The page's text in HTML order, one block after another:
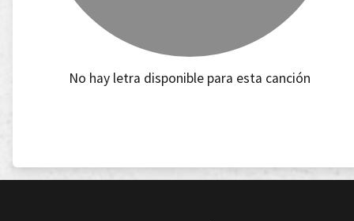
No hay letra disponible para esta canción